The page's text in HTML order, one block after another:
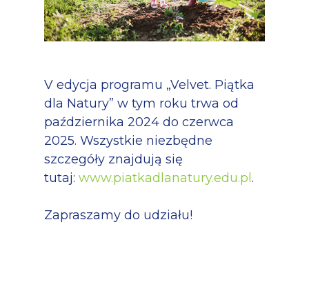
V edycja programu „Velvet. Piątka
dla Natury” w tym roku trwa od
października 2024 do czerwca
2025. Wszystkie niezbędne
szczegóły znajdują się
tutaj:www.piatkadlanatury.edu.pl.
Zapraszamy do udziału!